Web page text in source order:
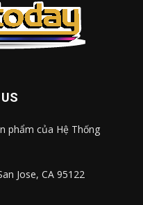
phẩm của Hệ Thống
Jose, CA 95122